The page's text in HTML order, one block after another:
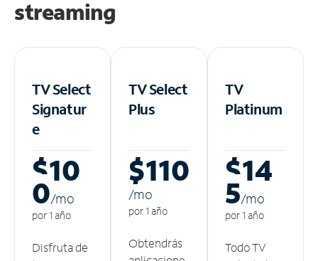
streaming
TV Select
Signatur
e
$10
0/mo
por 1 año
Disfruta de
TV Select
Plus
$110
/mo
por 1 año
Obtendrás
TV
Platinum
$14
5/mo
por 1 año
Todo TV